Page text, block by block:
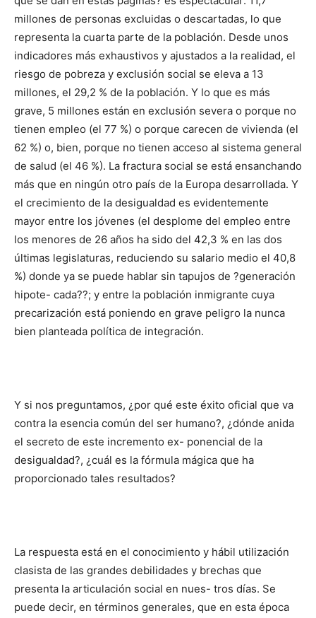
millones de personas excluidas o descartadas, lo que
representa la cuarta parte de la población. Desde unos
indicadores más exhaustivos y ajustados a la realidad, el
riesgo de pobreza y exclusión social se eleva a 13
millones, el 29,2 % de la población. Y lo que es más
grave, 5 millones están en exclusión severa o porque no
tienen empleo (el 77 %) o porque carecen de vivienda (el
62 %) o, bien, porque no tienen acceso al sistema general
de salud (el 46 %). La fractura social se está ensanchando
más que en ningún otro país de la Europa desarrollada. Y
el crecimiento de la desigualdad es evidentemente
mayor entre los jóvenes (el desplome del empleo entre
los menores de 26 años ha sido del 42,3 % en las dos
últimas legislaturas, reduciendo su salario medio el 40,8
%) donde ya se puede hablar sin tapujos de ?generación
hipote- cada??; y entre la población inmigrante cuya
precarización está poniendo en grave peligro la nunca
bien planteada política de integración.
Y si nos preguntamos, ¿por qué este éxito oficial que va
contra la esencia común del ser humano?, ¿dónde anida
el secreto de este incremento ex- ponencial de la
desigualdad?, ¿cuál es la fórmula mágica que ha
proporcionado tales resultados?
La respuesta está en el conocimiento y hábil utilización
clasista de las grandes debilidades y brechas que
presenta la articulación social en nues- tros días. Se
puede decir, en términos generales, que en esta época